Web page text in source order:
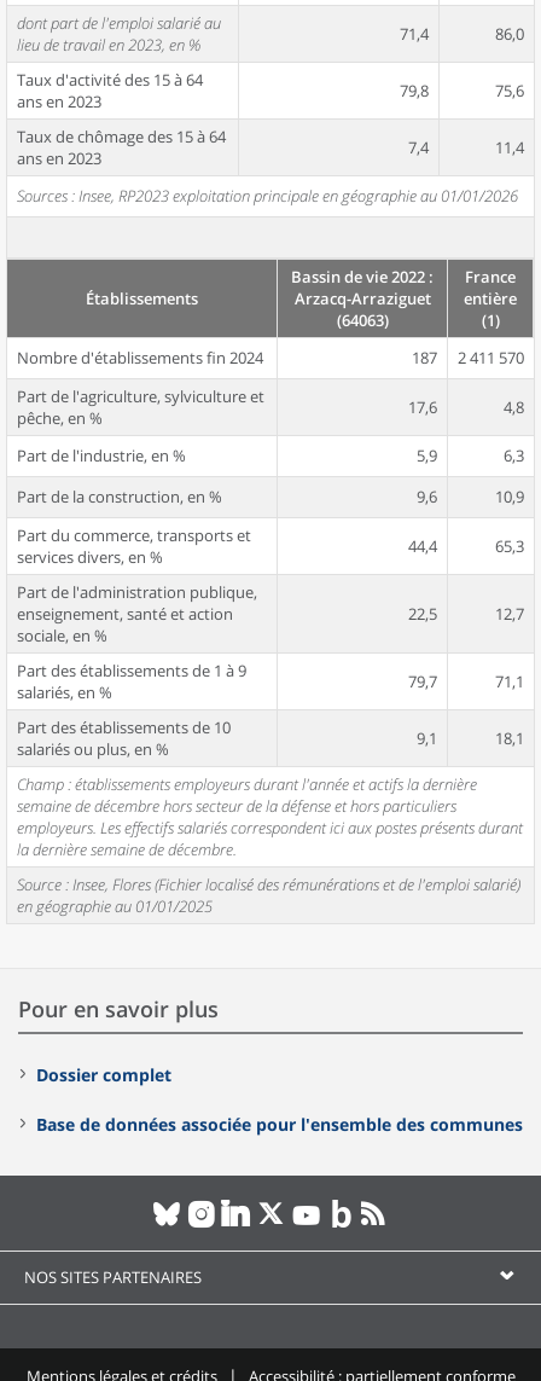
dont part de l'emploi salarié au
lieu de travail en 2023, en %
71,4 86,0
Taux d'activité des 15 à 64
ans en 2023
79,8 75,6
Taux de chômage des 15 à 64
ans en 2023
7,4 11,4
Sources : Insee, RP2023 exploitation principale en géographie au 01/01/2026
Établissements
Bassin de vie 2022 :
Arzacq-Arraziguet
(64063)
France
entière
(1)
Nombre d'établissements fin 2024
187
2 411 570
Part de l'agriculture, sylviculture et
pêche, en %
17,6 4,8
Part de l'industrie, en % 5,9
6,3
Part de la construction, en %
9,6
10,9
Part du commerce, transports et
services divers, en %
44,4 65,3
Part de l'administration publique,
enseignement, santé et action
sociale, en %
22,5 12,7
Part des établissements de 1 à 9
salariés, en %
79,7 71,1
Part des établissements de 10
salariés ou plus, en %
9,1 18,1
Champ : établissements employeurs durant l'année et actifs la dernière
semaine de décembre hors secteur de la défense et hors particuliers
employeurs. Les effectifs salariés correspondent ici aux postes présents durant
la dernière semaine de décembre.
Source : Insee, Flores (Fichier localisé des rémunérations et de l'emploi salarié)
en géographie au 01/01/2025
Pour en savoir plus
Dossier complet
Base de données associée pour l'ensemble des communes
NOS SITES PARTENAIRES
Mentions légales et crédits Accessibilité : partiellement conforme